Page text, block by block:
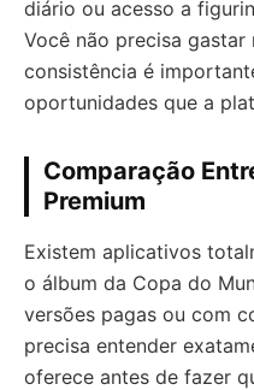
diário ou acesso a
Você não precisa
consistência é
oportunidades que a
Comparação
Premium
Existem aplicativos
o álbum da Copa do
versões pagas ou com
precisa entender
oferece antes de fazer